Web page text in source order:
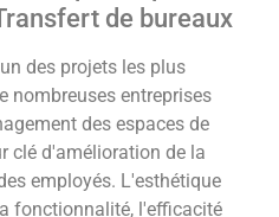
de bureaux
des projets les plus
nombreuses entreprises
des espaces de
clé d'amélioration de la
employés. L'esthétique
fonctionnalité, l'efficacité